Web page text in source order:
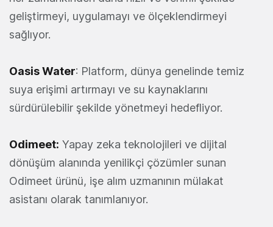
geliştirmeyi, uygulamayı ve ölçeklendirmeyi
sağlıyor.
Oasis Water: Platform, dünya genelinde temiz
suya erişimi artırmayı ve su kaynaklarını
sürdürülebilir şekilde yönetmeyi hedefliyor.
Odimeet: Yapay zeka teknolojileri ve dijital
dönüşüm alanında yenilikçi çözümler sunan
Odimeet ürünü, işe alım uzmanının mülakat
asistanı olarak tanımlanıyor.